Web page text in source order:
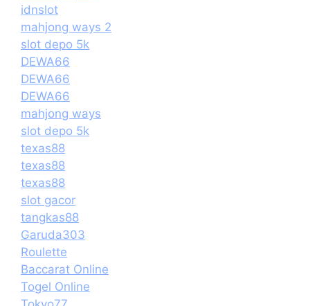
idnslot
mahjong ways 2
slot depo 5k
DEWA66
DEWA66
DEWA66
mahjong ways
slot depo 5k
texas88
texas88
texas88
slot gacor
tangkas88
Garuda303
Roulette
Baccarat Online
Togel Online